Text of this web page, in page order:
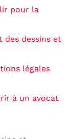
pour la
des dessins et
légales
à un avocat